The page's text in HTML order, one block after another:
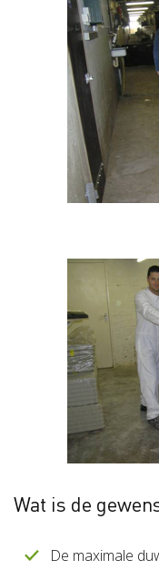
Wat is de
De maximale